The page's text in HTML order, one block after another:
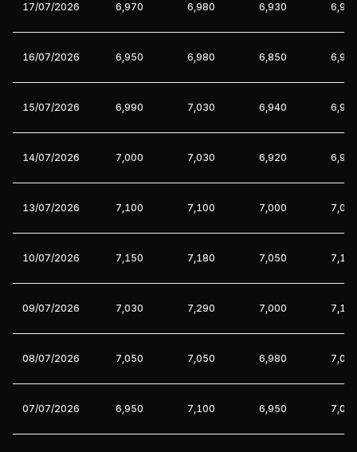
17/07/2026 6,970 6,980 6,930
16/07/2026 6,950 6,980 6,850
15/07/2026 6,990 7,030 6,940
14/07/2026 7,000 7,030 6,920
13/07/2026 7,100 7,100 7,000
10/07/2026 7,150 7,180 7,050
09/07/2026 7,030 7,290 7,000
08/07/2026 7,050 7,050 6,980
07/07/2026 6,950 7,100 6,950